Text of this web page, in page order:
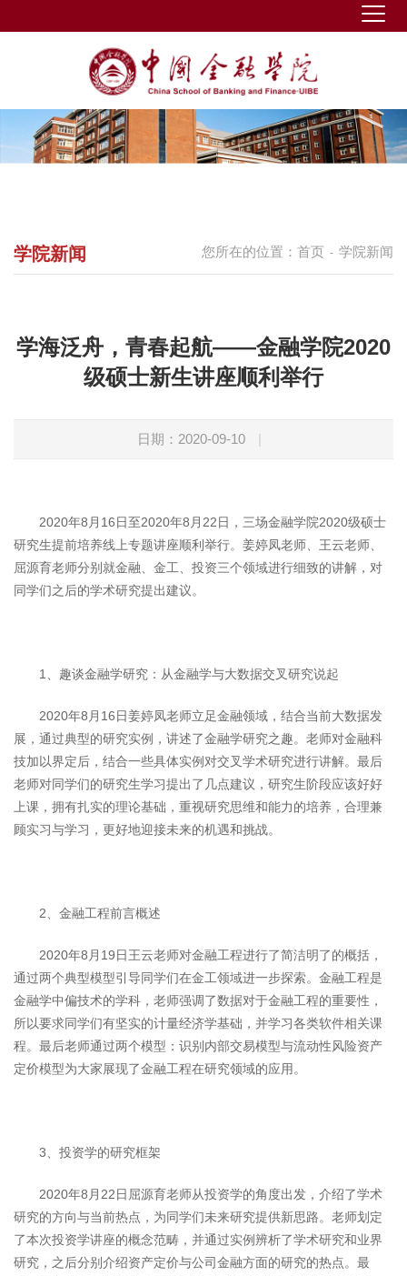
您所在的位置： 首页 - 学院新闻
学院新闻
学海泛舟，青春起航——金融学院2020
级硕士新生讲座顺利举行
日期：2020-09-10 |
2020年8月16日至2020年8月22日，三场金融学院2020级硕士
研究生提前培养线上专题讲座顺利举行。姜婷凤老师、王云老师、
屈源育老师分别就金融、金工、投资三个领域进行细致的讲解，对
同学们之后的学术研究提出建议。
1、趣谈金融学研究：从金融学与大数据交叉研究说起
2020年8月16日姜婷凤老师立足金融领域，结合当前大数据发
展，通过典型的研究实例，讲述了金融学研究之趣。老师对金融科
技加以界定后，结合一些具体实例对交叉学术研究进行讲解。最后
老师对同学们的研究生学习提出了几点建议，研究生阶段应该好好
上课，拥有扎实的理论基础，重视研究思维和能力的培养，合理兼
顾实习与学习，更好地迎接未来的机遇和挑战。
2、金融工程前言概述
2020年8月19日王云老师对金融工程进行了简洁明了的概括，
通过两个典型模型引导同学们在金工领域进一步探索。金融工程是
金融学中偏技术的学科，老师强调了数据对于金融工程的重要性，
所以要求同学们有坚实的计量经济学基础，并学习各类软件相关课
程。最后老师通过两个模型：识别内部交易模型与流动性风险资产
定价模型为大家展现了金融工程在研究领域的应用。
3、投资学的研究框架
2020年8月22日屈源育老师从投资学的角度出发，介绍了学术
研究的方向与当前热点，为同学们未来研究提供新思路。老师划定
了本次投资学讲座的概念范畴，并通过实例辨析了学术研究和业界
研究，之后分别介绍资产定价与公司金融方面的研究的热点。最